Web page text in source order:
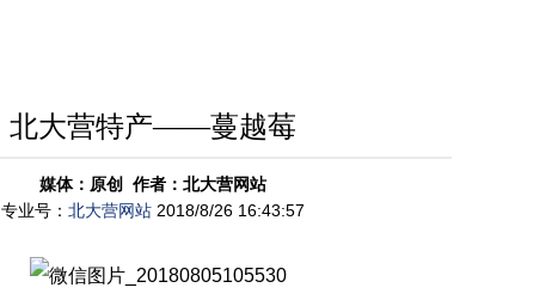
北大营特产——蔓越莓
媒体：原创 作者：北大营网站
专业号： 北大营网站 2018/8/26 16:43:57